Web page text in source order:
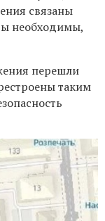
связаны
необходимы,
перешли
таким